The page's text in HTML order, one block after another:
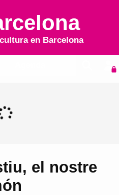
en Barcelona
el nostre